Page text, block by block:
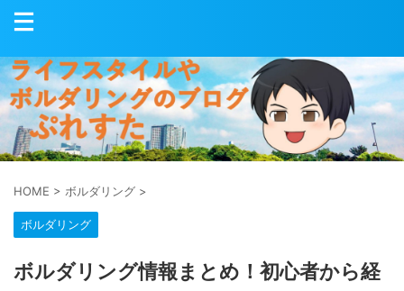
HOME > ボルダリング >
ボルダリング
ボルダリング情報まとめ！初心者から経